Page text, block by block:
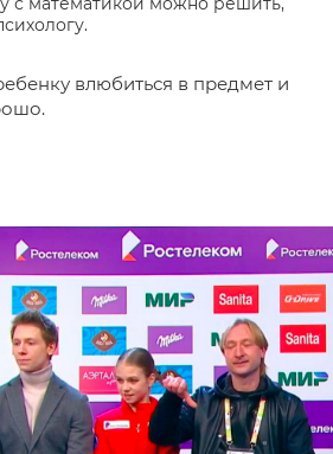
влюбиться в предмет и